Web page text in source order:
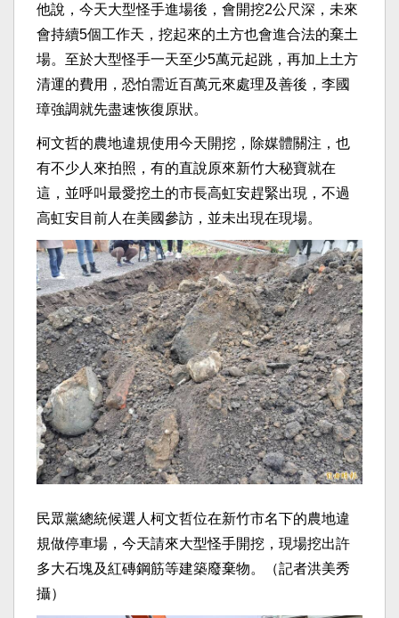
他說，今天大型怪手進場後，會開挖2公尺深，未來
會持續5個工作天，挖起來的土方也會進合法的棄土
場。至於大型怪手一天至少5萬元起跳，再加上土方
清運的費用，恐怕需近百萬元來處理及善後，李國
璋強調就先盡速恢復原狀。
柯文哲的農地違規使用今天開挖，除媒體關注，也
有不少人來拍照，有的直說原來新竹大秘寶就在
這，並呼叫最愛挖土的市長高虹安趕緊出現，不過
高虹安目前人在美國參訪，並未出現在現場。
民眾黨總統候選人柯文哲位在新竹市名下的農地違
規做停車場，今天請來大型怪手開挖，現場挖出許
多大石塊及紅磚鋼筋等建築廢棄物。（記者洪美秀
攝）